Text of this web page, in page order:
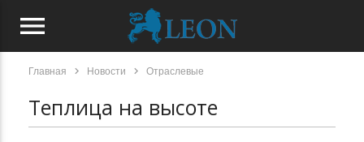
menu
Главная chevron_right Новости chevron_right Отраслевые
Теплица на высоте